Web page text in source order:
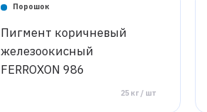
Порошок
Пигмент коричневый
железоокисный
FERROXON 986
25 кг / шт